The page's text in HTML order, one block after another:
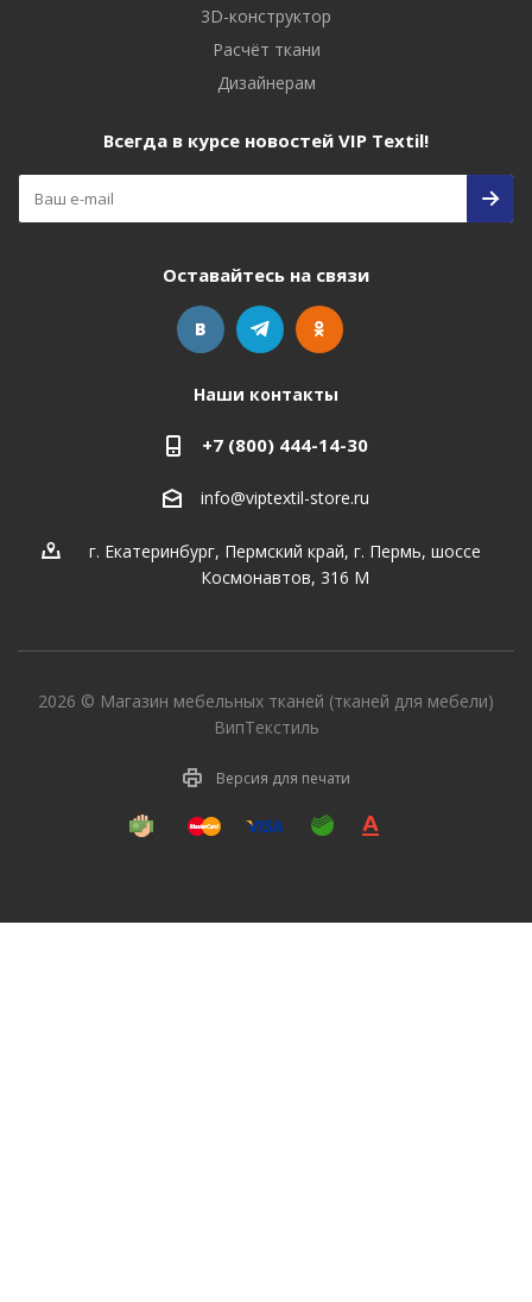
3D-конструктор
Расчёт ткани
Дизайнерам
Всегда в курсе новостей VIP Textil!
Оставайтесь на связи
Наши контакты
+7 (800) 444-14-30
info@viptextil-store.ru
г. Екатеринбург, Пермский край, г. Пермь, шоссе
Космонавтов, 316 М
2026 © Магазин мебельных тканей (тканей для мебели)
ВипТекстиль
Версия для печати